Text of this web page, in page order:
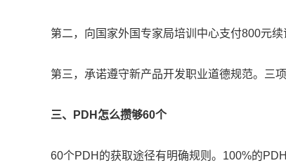
第二，向国家外国专家局培训中心支付800元
第三，承诺遵守新产品开发职业道德规范。三
三、PDH怎么攒够60个
60个PDH的获取途径有明确规则。100%的